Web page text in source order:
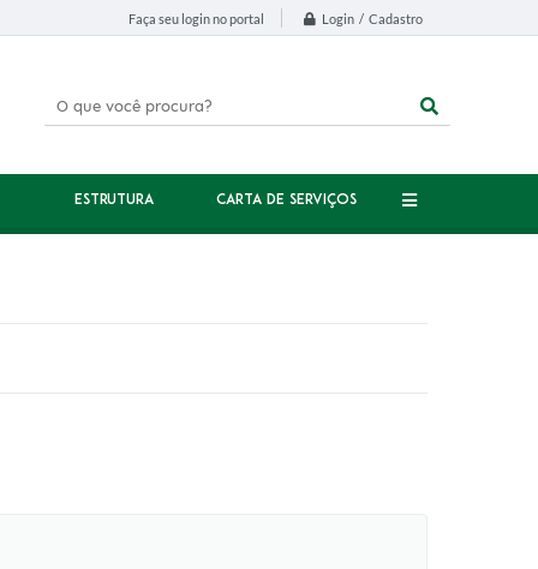
Faça seu login no portal Login / Cadastro
ESTRUTURA CARTA DE SERVIÇOS